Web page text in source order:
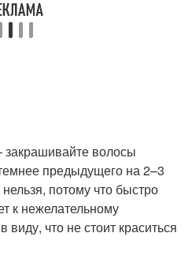
волосы
предыдущего на 2–3
потому что быстро
к нежелательному
виду, что не стоит краситься